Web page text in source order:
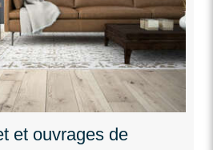
et ouvrages de